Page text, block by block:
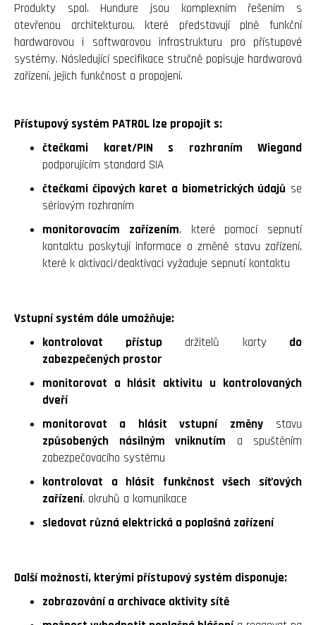
Produkty spol. Hundure jsou komplexním řešením s
otevřenou architekturou, které představují plně funkční
hardwarovou i softwarovou infrastrukturu pro přístupové
systémy. Následující specifikace stručně popisuje hardwarová
zařízení, jejich funkčnost a propojení.
Přístupový systém PATROL lze propojit s:
čtečkami karet/PIN s rozhraním Wiegand
podporujícím standard SIA
čtečkami čipových karet a biometrických údajů se
sériovým rozhraním
monitorovacím zařízením, které pomocí sepnutí
kontaktu poskytují informace o změně stavu zařízení,
které k aktivaci/deaktivaci vyžaduje sepnutí kontaktu
Vstupní systém dále umožňuje:
kontrolovat přístupdržitelů karty do
zabezpečených prostor
monitorovat a hlásit aktivitu u kontrolovaných
dveří
monitorovat a hlásit vstupní změnystavu
způsobených násilným vniknutím a spuštěním
zabezpečovacího systému
kontrolovat a hlásit funkčnost všech síťových
zařízení, okruhů a komunikace
sledovat různá elektrická a poplašná zařízení
Další možností, kterými přístupový systém disponuje:
zobrazování a archivace aktivity sítě